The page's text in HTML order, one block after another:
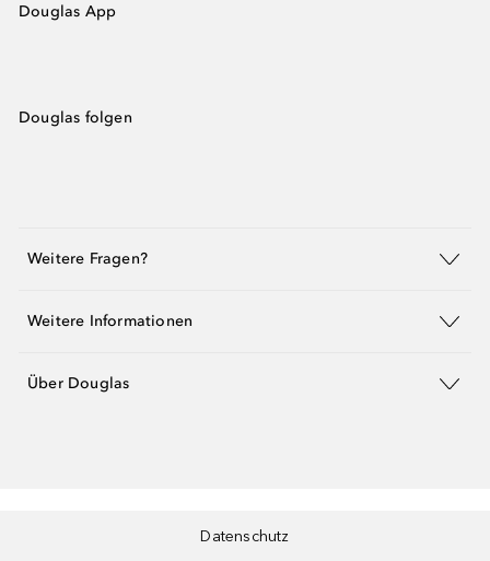
Douglas App
Douglas folgen
Weitere Fragen?
Weitere Informationen
Über Douglas
Datenschutz